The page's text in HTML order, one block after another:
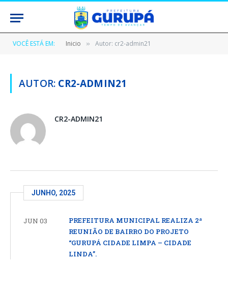
VOCÊ ESTÁ EM: Inicio » Autor: cr2-admin21
AUTOR: CR2-ADMIN21
CR2-ADMIN21
JUNHO, 2025
JUN 03
PREFEITURA MUNICIPAL REALIZA 2ª
REUNIÃO DE BAIRRO DO PROJETO
“GURUPÁ CIDADE LIMPA – CIDADE
LINDA”.